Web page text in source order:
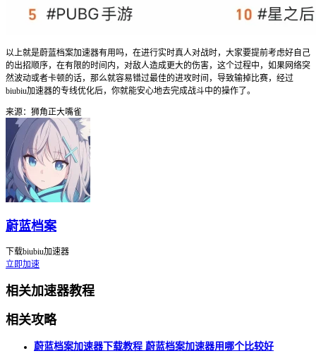
以上就是蔚蓝档案加速器有用吗，在进行实时真人对战时，大家要提前考虑好自己
的出招顺序，在有限的时间内，对敌人造成更大的伤害，这个过程中，如果网络突
然波动或者卡顿的话，那么就容易错过最佳的进攻时间，导致输掉比赛，经过
biubiu加速器的专线优化后，你就能安心地去完成战斗中的操作了。
来源：狮角正大嘴雀
蔚蓝档案
下载biubiu加速器
立即加速
相关加速器教程
相关攻略
蔚蓝档案加速器下载教程 蔚蓝档案加速器用哪个比较好